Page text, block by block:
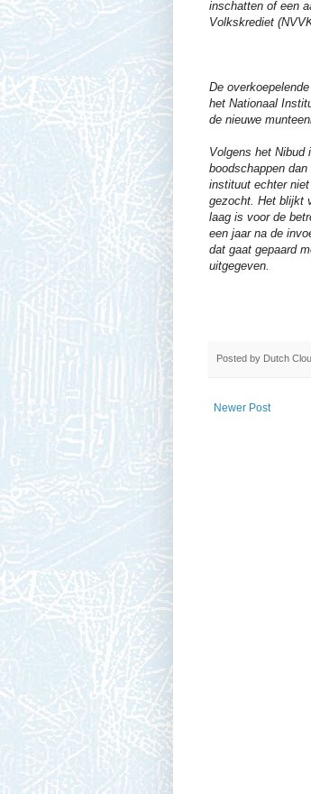
inschatten of een
Volkskrediet
De
het Nationaal
de nieuwe
Volgens het Nibud
boodschappen
instituut echter
gezocht. Het blijkt
laag is voor de
een jaar na de
dat gaat gepaard
uitgegeven.
Posted by Dutch
Newer Post